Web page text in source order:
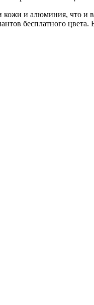
кожи и алюминия, что и
бесплатного